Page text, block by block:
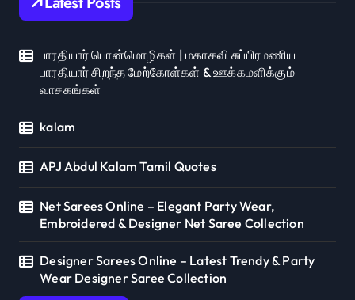
பாரதியார் பொன்மொழிகள் | மகாகவி சுப்பிரமணிய
பாரதியார் சிறந்த மேற்கோள்கள் & ஊக்கமளிக்கும்
வாசகங்கள்
kalam
APJ Abdul Kalam Tamil Quotes
Net Sarees Online – Elegant Party Wear,
Embroidered & Designer Net Saree Collection
Designer Sarees Online – Latest Trendy & Party
Wear Designer Saree Collection